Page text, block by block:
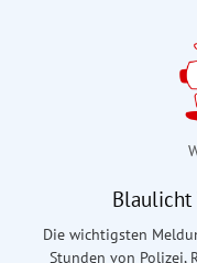
Blaulicht
Die wichtigsten
Stunden von Polizei,